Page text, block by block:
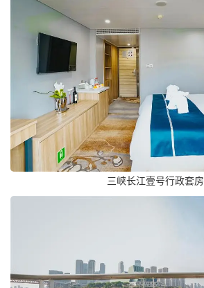
三峡长江壹号行政套房